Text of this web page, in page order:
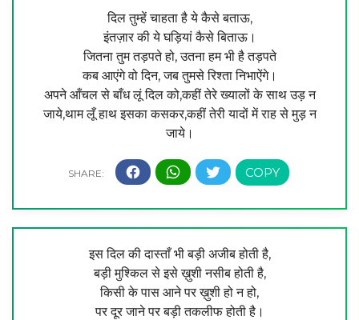
दिल तुम्हें चाहता है ये कैसे बताऊ,
इंतज़ार की ये घड़ियां कैसे बिताऊ।
जितना तुम तड़पते हो, उतना हम भी है तड़पते
कब आएंगे वो दिन, जब तुमसे रिश्ता निभाऐंगे।
अपने आँचल से बाँध लूं दिल को,कहीं तेरे ख्यालों के साथ उड़ न
जाये,थाम लूँ हाथ इसका कसकर,कहीं तेरी यादों में राह से मुड़ न
जाये।
इस दिल की दास्ताँ भी बड़ी अजीब होती है,
बड़ी मुश्किल से इसे ख़ुशी नसीब होती है,
किसी के पास आने पर ख़ुशी हो न हो,
पर दूर जाने पर बड़ी तकलीफ होती है।